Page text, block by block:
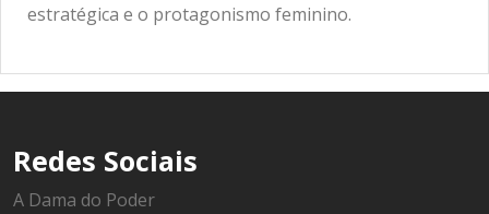
estratégica e o protagonismo feminino.
Redes Sociais
A Dama do Poder